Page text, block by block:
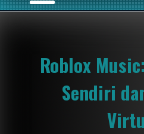
Roblox
Sendiri